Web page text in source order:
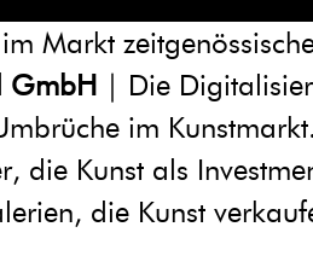
Markt
GmbH | Die
im
die Kunst als
die Kunst